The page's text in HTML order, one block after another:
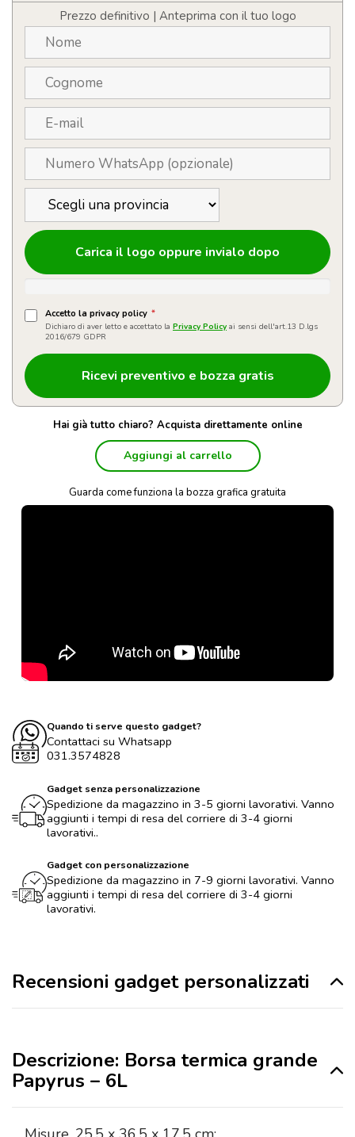
quantitàPrezzo definitivo | Anteprima con il tuo logo
Carica il logo oppure invialo dopo
Accetto la privacy policy *
Dichiaro di aver letto e accettato la Privacy Policy ai sensi dell'art.13 D.lgs
2016/679 GDPR
Hai già tutto chiaro? Acquista direttamente online
Aggiungi al carrello
Guarda come funziona la bozza grafica gratuita
Quando ti serve questo gadget?
Contattaci su Whatsapp
031.3574828
Gadget senza personalizzazione
Spedizione da magazzino in 3-5 giorni lavorativi. Vanno
aggiunti i tempi di resa del corriere di 3-4 giorni
lavorativi..
Gadget con personalizzazione
Spedizione da magazzino in 7-9 giorni lavorativi. Vanno
aggiunti i tempi di resa del corriere di 3-4 giorni
lavorativi.
Recensioni gadget personalizzati
Descrizione: Borsa termica grande
Papyrus – 6L